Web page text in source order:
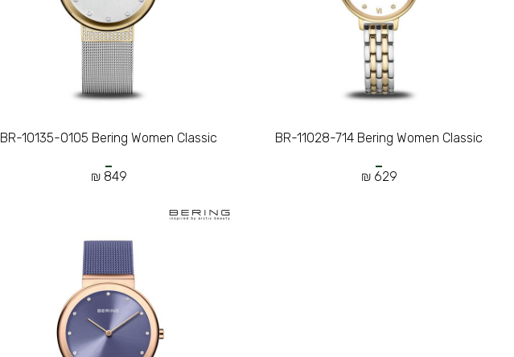
BR-11028-714 Bering Women Classic
629 ₪
BR-10135-0105 Bering Women Classic
849 ₪